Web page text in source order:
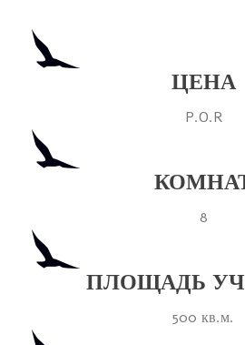
ЦЕНА
P.O.R
8
ПЛОЩАДЬ
500 кв.м.